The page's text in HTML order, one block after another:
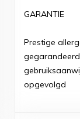
GARANTIE
Prestige
opgevolgd